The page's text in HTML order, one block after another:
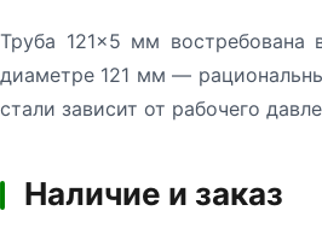
Труба 121×5 мм востребована
диаметре 121 мм —
стали зависит от рабочего
Наличие и заказ